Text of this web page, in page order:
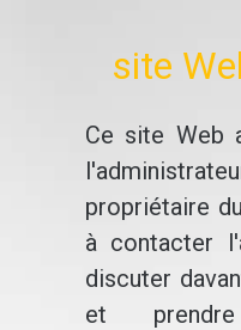
site
Ce site Web
propriétaire
à contacter
discuter
et